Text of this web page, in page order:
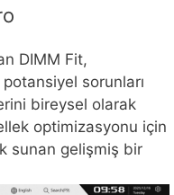
DIMM Fit,
sorunları
bireysel olarak
optimizasyonu için
sunan gelişmiş bir